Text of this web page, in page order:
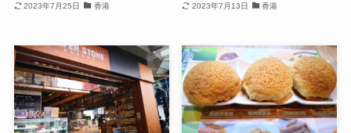
2023年7月25日 香港 2023年7月13日 香港